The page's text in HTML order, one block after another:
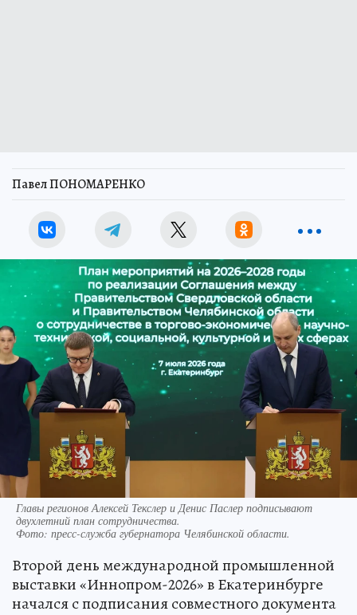
Павел ПОНОМАРЕНКО
Главы регионов Алексей Текслер и Денис Паслер подписывают
двухлетний план сотрудничества.
Фото: пресс-служба губернатора Челябинской области.
Второй день международной промышленной
выставки «Иннопром-2026» в Екатеринбурге
начался с подписания совместного документа